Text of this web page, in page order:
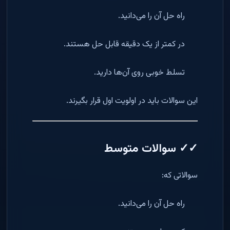
راه حل آن را می‌دانید.
در کمتر از یک دقیقه قابل حل هستند.
تسلط خوبی روی آن‌ها دارید.
این سوالات باید در اولویت اول قرار بگیرند.
✓✓ سوالات متوسط
سوالاتی که:
راه حل آن را می‌دانید.